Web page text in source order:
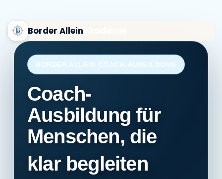
springen
Border Allein
Coaching
Die Coaches
Die Border Allein Methode
Level You Up
BORDER ALLEIN COACH-AUSBILDUNG
Coach-
Ausbildung für
Menschen, die
klar begleiten